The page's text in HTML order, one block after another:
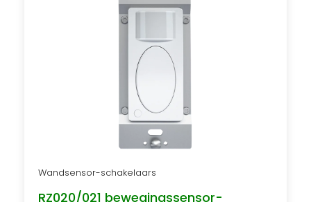
Wandsensor-schakelaars
RZ020/021 bewegingssensor-